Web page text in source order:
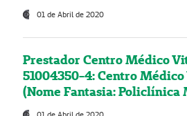
01 de Abril de 2020
Prestador Centro Médico
51004350-4: Centro
(Nome Fantasia: Policlínica